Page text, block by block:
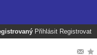
Přihlásit Registrovat